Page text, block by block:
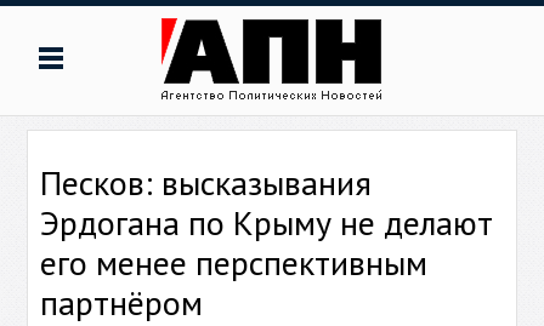
Песков: высказывания
Эрдогана по Крыму не делают
его менее перспективным
партнёром